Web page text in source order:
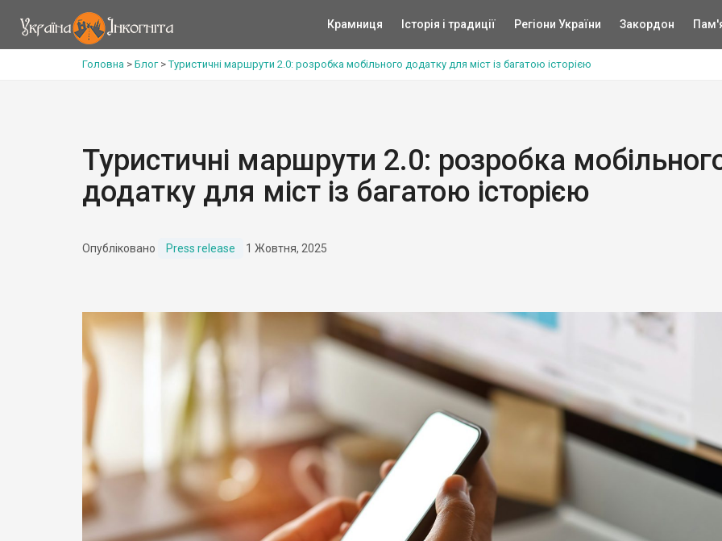
Крамниця Історія і традиції Регіони України Закордон
Головна > Блог>Туристичні маршрути 2.0: розробка мобільного додатку для міст із багатою історією
Туристичні маршрути 2.0: розробка
додатку для міст із багатою історією
Опубліковано Press release 1 Жовтня, 2025